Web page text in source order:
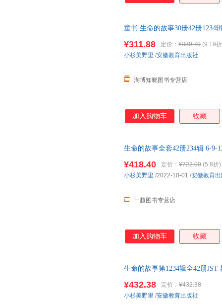
童书 生命的故事30册42册1234
¥311.88 定价： ¥339.70 (9.19
淘博知晓图书专营店
小杉美野里 /安徽教育出版社
加入购物车 收藏
生命的故事全套42册234辑 6-9-
¥418.40 定价： ¥722.00 (5.8折)
一越图书专营店
小杉美野里 /2022-10-01 /安徽教育
加入购物车 收藏
生命的故事第1234辑全42册
当当客服
¥432.38 定价： ¥432.38
小杉美野里 /安徽教育出版社